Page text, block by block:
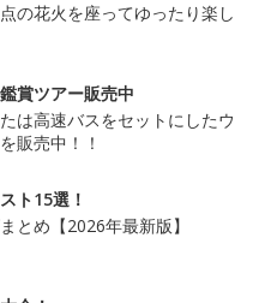
の花火を座ってゆったり楽し
賞ツアー販売中
は高速バスをセットにしたウ
販売中！！
ト15選！
とめ【2026年最新版】